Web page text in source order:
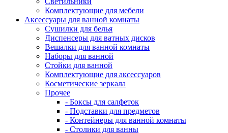
Комплектующие для мебели
Аксессуары для ванной комнаты
Сушилки для белья
Диспенсеры для ватных дисков
Вешалки для ванной комнаты
Наборы для ванной
Стойки для ванной
Комплектующие для аксессуаров
Косметические зеркала
Прочее
- Боксы для салфеток
- Подставки для предметов
- Контейнеры для ванной комнаты
- Столики для ванны